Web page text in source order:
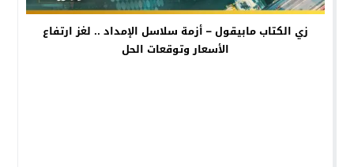
زي الكتاب مابيقول – أزمة سلاسل الإمداد .. لغز ارتفاع
الأسعار وتوقعات الحل